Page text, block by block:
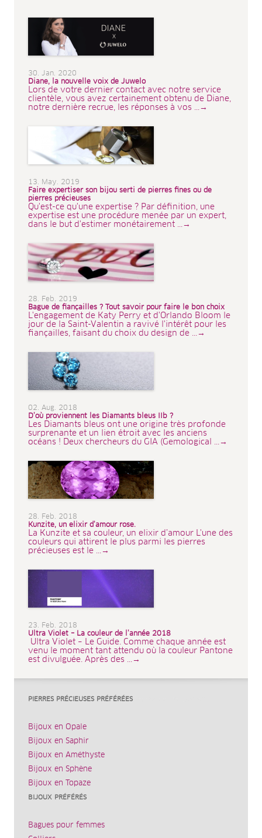
30. Jan. 2020
Diane, la nouvelle voix de Juwelo
Lors de votre dernier contact avec notre service
clientèle, vous avez certainement obtenu de Diane,
notre dernière recrue, les réponses à vos ...→
13. May. 2019
Faire expertiser son bijou serti de pierres fines ou de
pierres précieuses
Qu'est-ce qu'une expertise ? Par définition, une
expertise est une procédure menée par un expert,
dans le but d'estimer monétairement ...→
28. Feb. 2019
Bague de fiançailles ? Tout savoir pour faire le bon choix
L'engagement de Katy Perry et d'Orlando Bloom le
jour de la Saint-Valentin a ravivé l'intérêt pour les
fiançailles, faisant du choix du design de ...→
02. Aug. 2018
D’où proviennent les Diamants bleus IIb ?
Les Diamants bleus ont une origine très profonde
surprenante et un lien étroit avec les anciens
océans ! Deux chercheurs du GIA (Gemological ...→
28. Feb. 2018
Kunzite, un elixir d’amour rose.
La Kunzite et sa couleur, un elixir d’amour L'une des
couleurs qui attirent le plus parmi les pierres
précieuses est le ...→
23. Feb. 2018
Ultra Violet – La couleur de l’année 2018
Ultra Violet – Le Guide. Comme chaque année est
venu le moment tant attendu où la couleur Pantone
est divulguée. Après des ...→
PIERRES PRÉCIEUSES PRÉFÉRÉES
Bijoux en Opale
Bijoux en Saphir
Bijoux en Améthyste
Bijoux en Sphène
Bijoux en Topaze
BIJOUX PRÉFÉRÉS
Bagues pour femmes